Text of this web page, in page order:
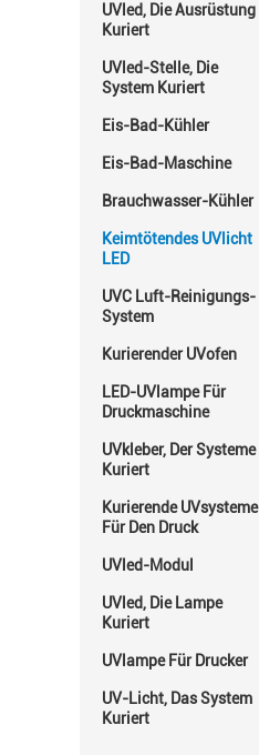
UVled, Die Ausrüstung
Kuriert
UVled-Stelle, Die
System Kuriert
Eis-Bad-Kühler
Eis-Bad-Maschine
Brauchwasser-Kühler
Keimtötendes UVlicht
LED
UVC Luft-Reinigungs-
System
Kurierender UVofen
LED-UVlampe Für
Druckmaschine
UVkleber, Der Systeme
Kuriert
Kurierende UVsysteme
Für Den Druck
UVled-Modul
UVled, Die Lampe
Kuriert
UVlampe Für Drucker
UV-Licht, Das System
Kuriert